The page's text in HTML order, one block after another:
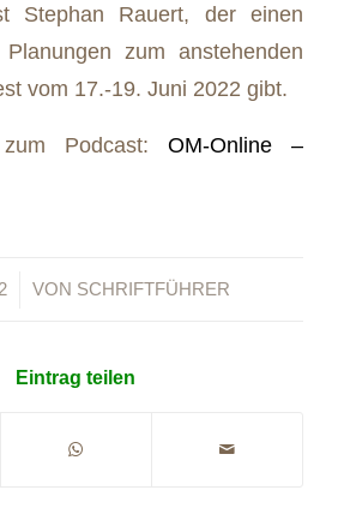
Stephan Rauert, der einen
zum anstehenden
vom 17.-19. Juni 2022 gibt.
Podcast:OM-Online –
VON SCHRIFTFÜHRER
Eintrag teilen